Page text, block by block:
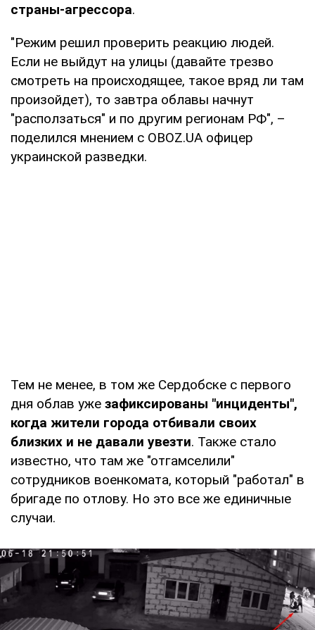
страны-агрессора.
"Режим решил проверить реакцию людей.
Если не выйдут на улицы (давайте трезво
смотреть на происходящее, такое вряд ли там
произойдет), то завтра облавы начнут
"расползаться" и по другим регионам РФ", –
поделился мнением с OBOZ.UA офицер
украинской разведки.
Тем не менее, в том же Сердобске с первого
дня облав уже зафиксированы "инциденты",
когда жители города отбивали своих
близких и не давали увезти. Также стало
известно, что там же "отгамселили"
сотрудников военкомата, который "работал" в
бригаде по отлову. Но это все же единичные
случаи.